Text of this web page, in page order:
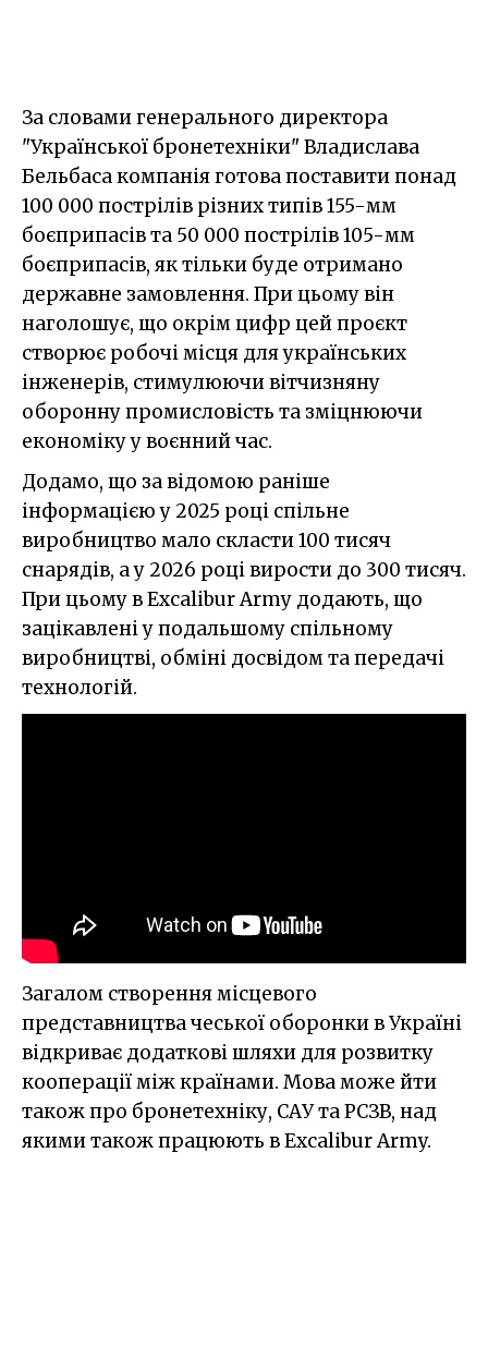
За словами генерального директора
"Української бронетехніки" Владислава
Бельбаса компанія готова поставити понад
100 000 пострілів різних типів 155-мм
боєприпасів та 50 000 пострілів 105-мм
боєприпасів, як тільки буде отримано
державне замовлення. При цьому він
наголошує, що окрім цифр цей проєкт
створює робочі місця для українських
інженерів, стимулюючи вітчизняну
оборонну промисловість та зміцнюючи
економіку у воєнний час.
Додамо, що за відомою раніше
інформацією у 2025 році спільне
виробництво мало скласти 100 тисяч
снарядів, а у 2026 році вирости до 300 тисяч.
При цьому в Excalibur Army додають, що
зацікавлені у подальшому спільному
виробництві, обміні досвідом та передачі
технологій.
Загалом створення місцевого
представництва чеської оборонки в Україні
відкриває додаткові шляхи для розвитку
кооперації між країнами. Мова може йти
також про бронетехніку, САУ та РСЗВ, над
якими також працюють в Excalibur Army.